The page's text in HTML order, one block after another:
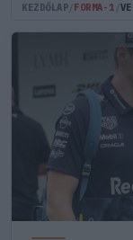
KEZDŐLAP FORMA-1